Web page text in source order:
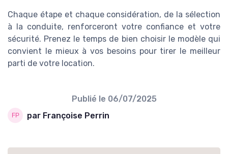
Chaque étape et chaque considération, de la sélection
à la conduite, renforceront votre confiance et votre
sécurité. Prenez le temps de bien choisir le modèle qui
convient le mieux à vos besoins pour tirer le meilleur
parti de votre location.
Publié le 06/07/2025
par Françoise Perrin